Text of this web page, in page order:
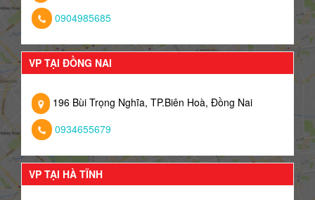
0904985685
VP TẠI ĐỒNG NAI
196 Bùi Trọng Nghĩa, TP.Biên Hoà, Đồng Nai
0934655679
VP TẠI HÀ TĨNH